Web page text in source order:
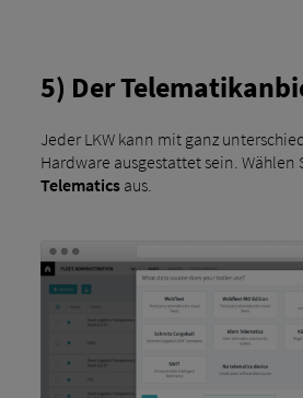
5) Der
Jeder LKW kann mit ganz
Hardware ausgestattet sein. Wählen
Telematicsaus.